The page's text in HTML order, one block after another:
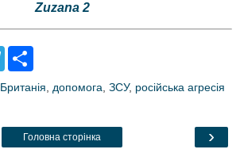
Zuzana 2
T
e
a
r
допомога ЗСУ, російська агресія
›
Головна сторінка